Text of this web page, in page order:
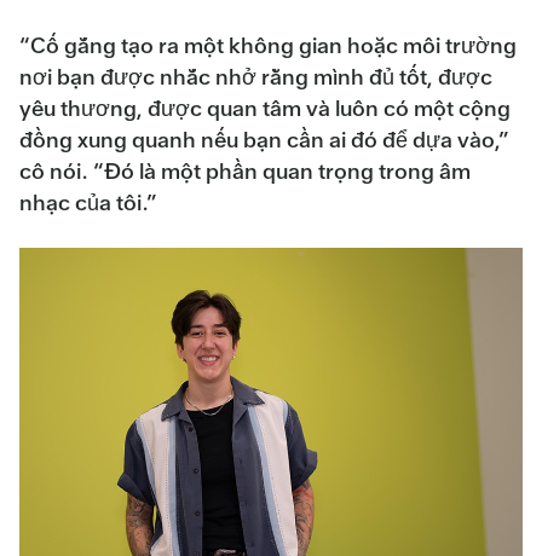
“Cố gắng tạo ra một không gian hoặc môi trường
nơi bạn được nhắc nhở rằng mình đủ tốt, được
yêu thương, được quan tâm và luôn có một cộng
đồng xung quanh nếu bạn cần ai đó để dựa vào,”
cô nói. “Đó là một phần quan trọng trong âm
nhạc của tôi.”